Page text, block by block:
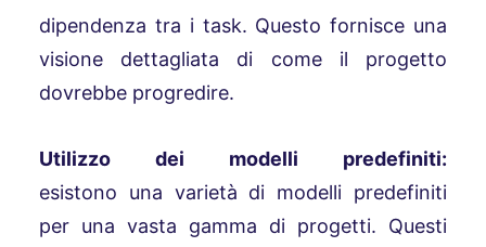
dipendenza tra i task. Questo fornisce una
visione dettagliata di come il progetto
dovrebbe progredire.
Utilizzo dei modelli predefiniti:
esistono una varietà di modelli predefiniti
per una vasta gamma di progetti. Questi